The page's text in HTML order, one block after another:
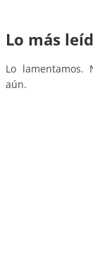
Lo más
Lo
aún.